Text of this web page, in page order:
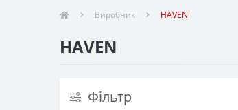
Виробник HAVEN
HAVEN
Фільтр